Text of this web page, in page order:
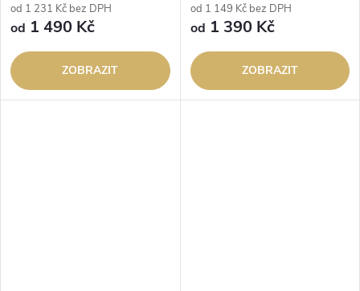
od 1 231 Kč bez DPH
od 1 490 Kč
ZOBRAZIT
od 1 149 Kč bez DPH
od 1 390 Kč
ZOBRAZIT